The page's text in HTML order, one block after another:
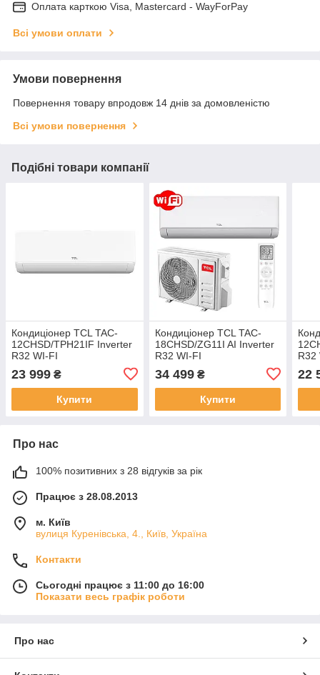
Оплата карткою Visa, Mastercard - WayForPay
Всі умови оплати
Умови повернення
Повернення товару впродовж 14 днів за домовленістю
Всі умови повернення
Подібні товари компанії
Кондиціонер TCL TAC-
12CHSD/TPH21IF Inverter
R32 WI-FI
23 999 ₴
Купити
Кондиціонер TCL TAC-
18CHSD/ZG11I AI Inverter
R32 WI-FI
34 499₴
Купити
R32
22
Про нас
100% позитивних з 28 відгуків за рік
Працює з 28.08.2013
м. Київ
вулиця Куренівська, 4., Київ, Україна
Контакти
Сьогодні працює з 11:00 до 16:00
Показати весь графік роботи
Про нас